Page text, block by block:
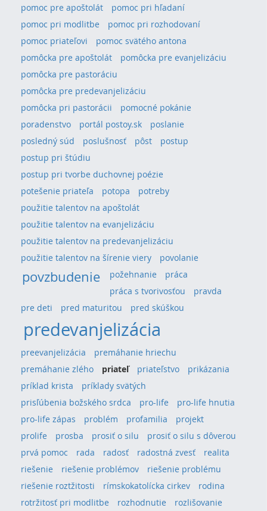
pomoc pre apoštolát
pomoc pri hľadaní
pomoc pri modlitbe
pomoc pri rozhodovaní
pomoc priateľovi
pomoc svätého antona
pomôcka pre apoštolát
pomôcka pre evanjelizáciu
pomôcka pre pastoráciu
pomôcka pre predevanjelizáciu
pomôcka pri pastorácii
pomocné pokánie
poradenstvo
portál postoy.sk
poslanie
posledný súd
poslušnosť pôst
postup
postup pri štúdiu
postup pri tvorbe duchovnej poézie
potešenie priateľa
potopa
potreby
použitie talentov na apoštolát
použitie talentov na evanjelizáciu
použitie talentov na predevanjelizáciu
použitie talentov na šírenie viery
povolanie
povzbudenie požehnanie
práca
práca s tvorivosťou
pravda
pre deti
pred maturitou pred skúškou
predevanjelizácia
preevanjelizácia
premáhanie hriechu
premáhanie zlého
priateľ priateľstvo
prikázania
príklad krista
príklady svätých
prisľúbenia božského srdca
pro-life
pro-life hnutia
pro-life zápas
problém profamilia
projekt
prolife
prosba prosiť o silu
prosiť o silu s dôverou
prvá pomoc
rada radosť radostná zvesť
realita
riešenie
riešenie problémov
riešenie problému
riešenie roztžitosti
rímskokatolícka cirkev
rodina
rotržitosť pri modlitbe
rozhodnutie
rozlišovanie